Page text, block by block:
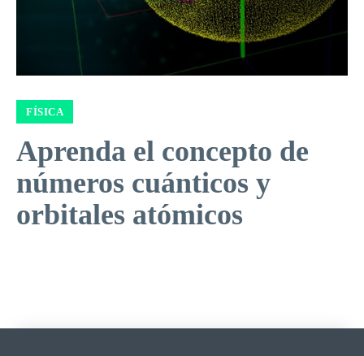
FÍSICA
Aprenda el concepto de
números cuánticos y
orbitales atómicos